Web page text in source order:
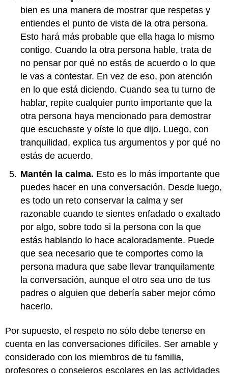
bien es una manera de mostrar que respetas y
entiendes el punto de vista de la otra persona.
Esto hará más probable que ella haga lo mismo
contigo. Cuando la otra persona hable, trata de
no pensar por qué no estás de acuerdo o lo que
le vas a contestar. En vez de eso, pon atención
en lo que está diciendo. Cuando sea tu turno de
hablar, repite cualquier punto importante que la
otra persona haya mencionado para demostrar
que escuchaste y oíste lo que dijo. Luego, con
tranquilidad, explica tus argumentos y por qué no
estás de acuerdo.
Mantén la calma. Esto es lo más importante que
puedes hacer en una conversación. Desde luego,
es todo un reto conservar la calma y ser
razonable cuando te sientes enfadado o exaltado
por algo, sobre todo si la persona con la que
estás hablando lo hace acaloradamente. Puede
que sea necesario que te comportes como la
persona madura que sabe llevar tranquilamente
la conversación, aunque el otro sea uno de tus
padres o alguien que debería saber mejor cómo
hacerlo.
Por supuesto, el respeto no sólo debe tenerse en
cuenta en las conversaciones difíciles. Ser amable y
considerado con los miembros de tu familia,
profesores o consejeros escolares en las actividades